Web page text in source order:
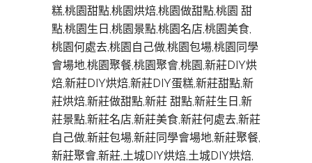
糕,桃園甜點,桃園烘焙,桃園做甜點,桃園 甜
點,桃園生日,桃園景點,桃園名店,桃園美食,
桃園何處去,桃園自己做,桃園包場,桃園同學
會場地,桃園聚餐,桃園聚會,桃園,新莊DIY烘
焙,新莊DIY烘焙,新莊DIY蛋糕,新莊甜點,新
莊烘焙,新莊做甜點,新莊 甜點,新莊生日,新
莊景點,新莊名店,新莊美食,新莊何處去,新莊
自己做,新莊包場,新莊同學會場地,新莊聚餐,
新莊聚會,新莊,土城DIY烘焙,土城DIY烘焙,